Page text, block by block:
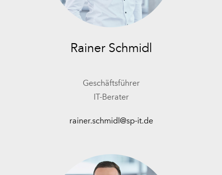
Rainer Schmidl
Geschäftsführer
IT-Berater
rainer.schmidl@sp-it.de